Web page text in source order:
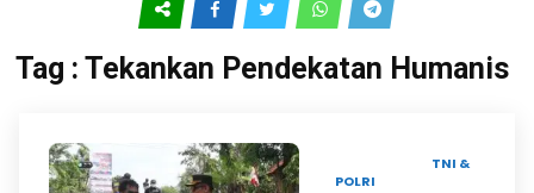
Tag : Tekankan Pendekatan Humanis
TNI &
POLRI